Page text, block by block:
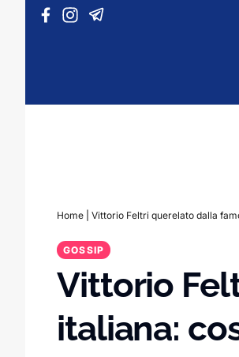
Vai al contenuto
Home Vittorio Feltri querelato dalla
GOSSIP
Vittorio
italiana: